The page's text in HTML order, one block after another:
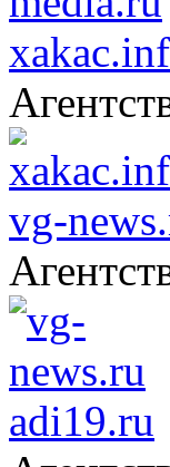
vg-
adi19.ru